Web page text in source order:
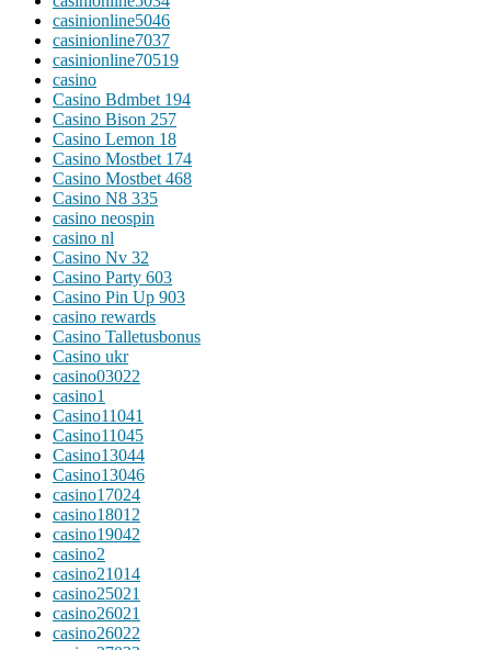
casinionline5046
casinionline7037
casinionline70519
casino
Casino Bdmbet 194
Casino Bison 257
Casino Lemon 18
Casino Mostbet 174
Casino Mostbet 468
Casino N8 335
casino neospin
casino nl
Casino Nv 32
Casino Party 603
Casino Pin Up 903
casino rewards
Casino Talletusbonus
Casino ukr
casino03022
casino1
Casino11041
Casino11045
Casino13044
Casino13046
casino17024
casino18012
casino19042
casino2
casino21014
casino25021
casino26021
casino26022